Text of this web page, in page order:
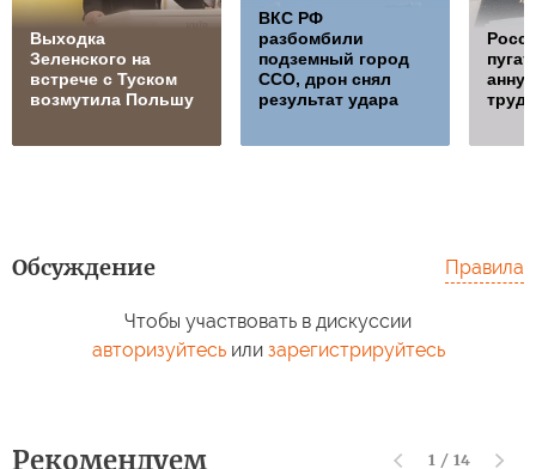
Выходка
Зеленского на
встрече с Туском
возмутила Польшу
ВКС РФ
разбомбили
подземный город
ССО, дрон снял
результат удара
Обсуждение Правила
Чтобы участвовать в дискуссии
авторизуйтесьили зарегистрируйтесь
Рекомендуем 1 / 14